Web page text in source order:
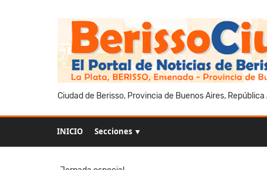
Ciudad de Berisso, Provincia de Buenos Aires,
INICIO Secciones ▼